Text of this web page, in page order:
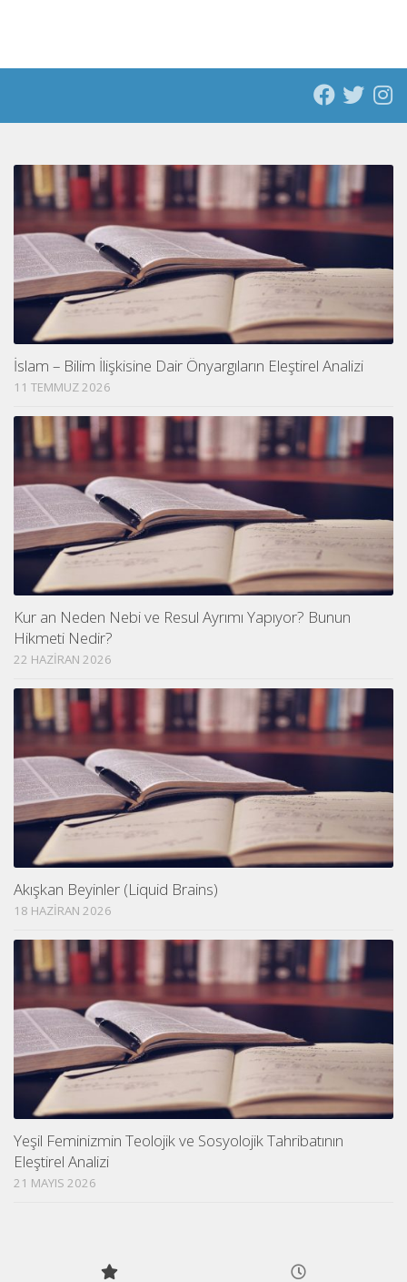
İslam – Bilim İlişkisine Dair Önyargıların Eleştirel Analizi
11 TEMMUZ 2026
Kur an Neden Nebi ve Resul Ayrımı Yapıyor? Bunun
Hikmeti Nedir?
22 HAZIRAN 2026
Akışkan Beyinler (Liquid Brains)
18 HAZIRAN 2026
Yeşil Feminizmin Teolojik ve Sosyolojik Tahribatının
Eleştirel Analizi
21 MAYIS 2026